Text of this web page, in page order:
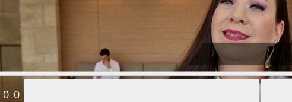
0 0
о